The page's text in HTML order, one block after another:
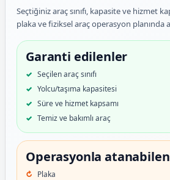
Seçtiğiniz araç sınıfı, kapasite ve hizmet
plaka ve fiziksel araç operasyon planında
Garanti edilenler
Seçilen araç sınıfı
Yolcu/taşıma kapasitesi
Süre ve hizmet kapsamı
Temiz ve bakımlı araç
Operasyonla
Plaka